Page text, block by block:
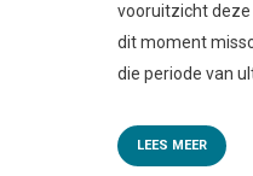
vooruitzicht deze
dit moment
die periode van
LEES MEER